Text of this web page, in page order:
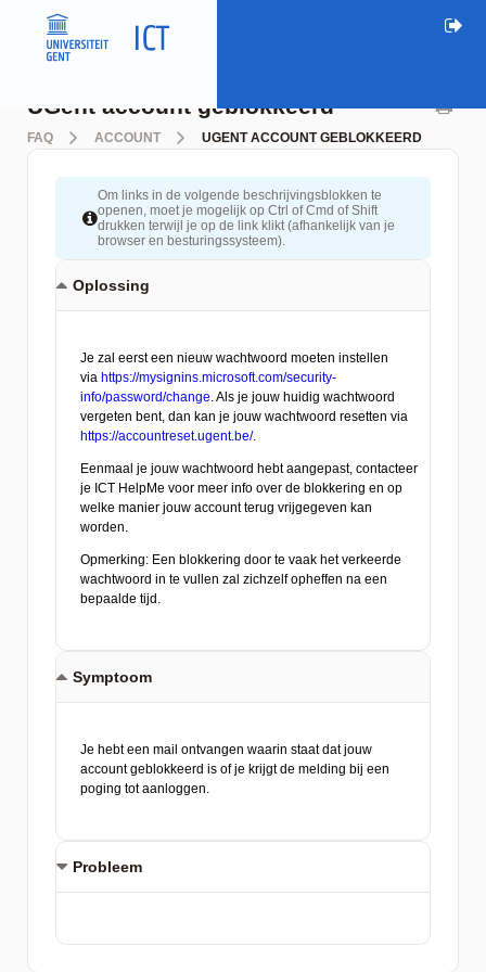
UGent account geblokkeerd
FAQ ACCOUNT UGENT ACCOUNT GEBLOKKEERD
Om links in de volgende beschrijvingsblokken te
openen, moet je mogelijk op Ctrl of Cmd of Shift
drukken terwijl je op de link klikt (afhankelijk van je
browser en besturingssysteem).
Oplossing
Symptoom
Probleem